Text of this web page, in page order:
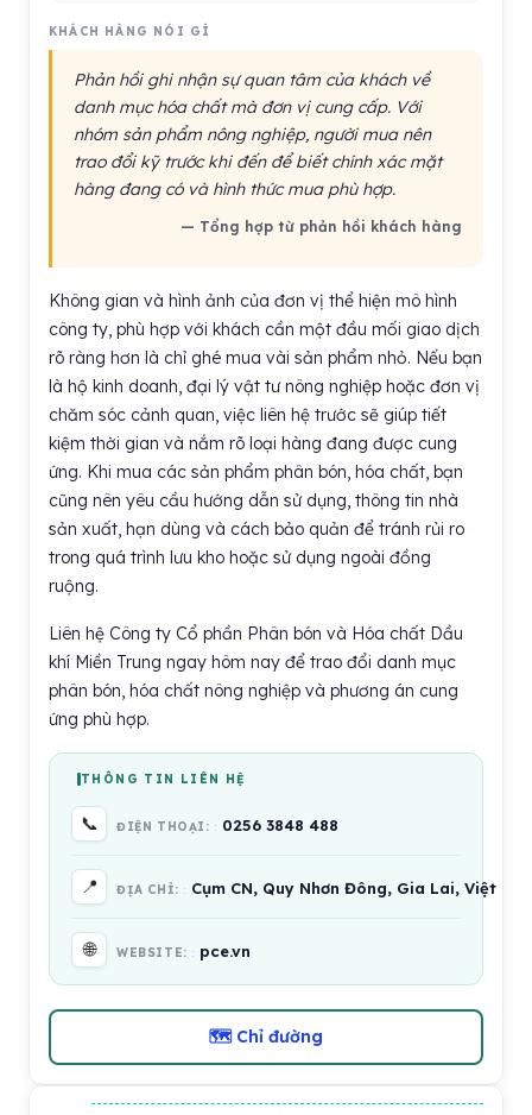
KHÁCH HÀNG NÓI GÌ
Phản hồi ghi nhận sự quan tâm của khách về
danh mục hóa chất mà đơn vị cung cấp. Với
nhóm sản phẩm nông nghiệp, người mua nên
trao đổi kỹ trước khi đến để biết chính xác mặt
hàng đang có và hình thức mua phù hợp.
— Tổng hợp từ phản hồi khách hàng
Không gian và hình ảnh của đơn vị thể hiện mô hình
công ty, phù hợp với khách cần một đầu mối giao dịch
rõ ràng hơn là chỉ ghé mua vài sản phẩm nhỏ. Nếu bạn
là hộ kinh doanh, đại lý vật tư nông nghiệp hoặc đơn vị
chăm sóc cảnh quan, việc liên hệ trước sẽ giúp tiết
kiệm thời gian và nắm rõ loại hàng đang được cung
ứng. Khi mua các sản phẩm phân bón, hóa chất, bạn
cũng nên yêu cầu hướng dẫn sử dụng, thông tin nhà
sản xuất, hạn dùng và cách bảo quản để tránh rủi ro
trong quá trình lưu kho hoặc sử dụng ngoài đồng
ruộng.
Liên hệ Công ty Cổ phần Phân bón và Hóa chất Dầu
khí Miền Trung ngay hôm nay để trao đổi danh mục
phân bón, hóa chất nông nghiệp và phương án cung
ứng phù hợp.
THÔNG TIN LIÊN HỆ
📞 ĐIỆN THOẠI: 0256 3848 488
📍 ĐỊA CHỈ: Cụm CN, Quy Nhơn Đông, Gia Lai, Việt
🌐 WEBSITE: pce.vn
🗺 Chỉ đường